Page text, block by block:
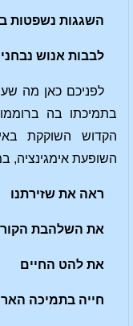
השגגות נשפטות
לבבות אנוש
לפניכם כאן מה
בתמיכתו בה ברוממו
הקדוש השוקקת
השופעת אימגינציה,
ראה את שזירתנו
את השלהבת
את להט החיים
חייה בתמיכה